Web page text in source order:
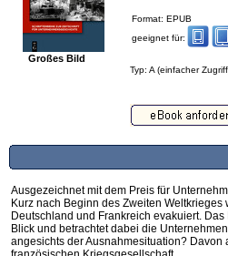
Großes Bild
Format: EPUB
geeignet für:
Typ: A (einfacher
Ausgezeichnet mit dem Preis für
Kurz nach Beginn des Zweiten
Deutschland und Frankreich evakuiert.
Blick und betrachtet dabei die
angesichts der Ausnahmesituation?